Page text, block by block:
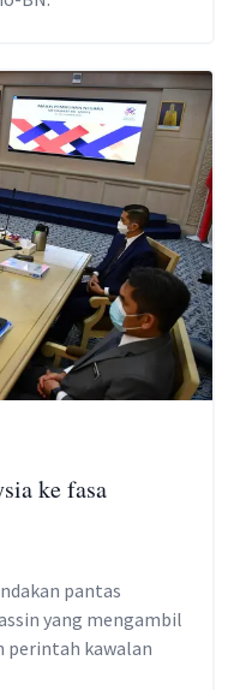
ke fasa
pantas
yang mengambil
perintah kawalan